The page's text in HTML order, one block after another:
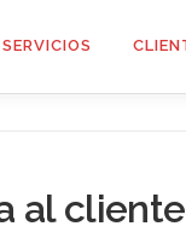
SERVICIOS
al cliente